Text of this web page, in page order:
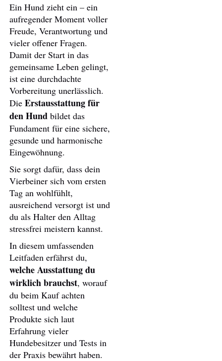
Ein Hund zieht ein – ein
aufregender Moment voller
Freude, Verantwortung und
vieler offener Fragen.
Damit der Start in das
gemeinsame Leben gelingt,
ist eine durchdachte
Vorbereitung unerlässlich.
Die Erstausstattung für
den Hund bildet das
Fundament für eine sichere,
gesunde und harmonische
Eingewöhnung.
Sie sorgt dafür, dass dein
Vierbeiner sich vom ersten
Tag an wohlfühlt,
ausreichend versorgt ist und
du als Halter den Alltag
stressfrei meistern kannst.
In diesem umfassenden
Leitfaden erfährst du,
welche Ausstattung du
wirklich brauchst, worauf
du beim Kauf achten
solltest und welche
Produkte sich laut
Erfahrung vieler
Hundebesitzer und Tests in
der Praxis bewährt haben.